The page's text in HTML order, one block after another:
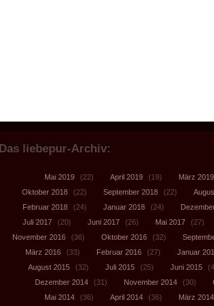
Das liebepur-Archiv:
Mai 2019 (22) April 2019 (19) März 2019
Oktober 2018
(22) September 2018 (22)
Februar 2018
(24) Januar 2018 (24)
Juli 2017
(20) Juni 2017 (26) Mai 2017 (27)
November 2016
(36) Oktober 2016 (32)
März 2016
(33) Februar 2016 (27) Januar
August 2015
(32) Juli 2015 (25) Juni 2015
Dezember 2014
(31) November 2014 (30)
Mai 2014
(36) April 2014 (36) März 2014